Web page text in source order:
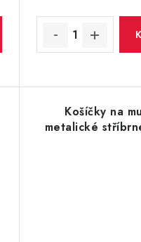
Košíčky na
metalické